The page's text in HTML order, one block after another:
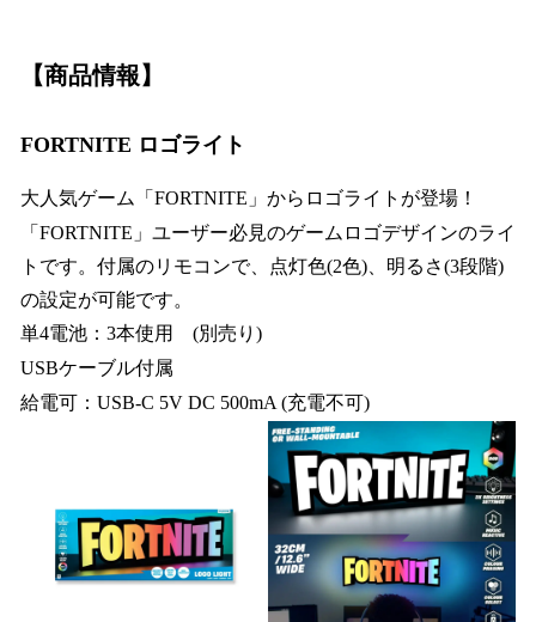
【商品情報】
FORTNITE ロゴライト
大人気ゲーム「FORTNITE」からロゴライトが登場！
「FORTNITE」ユーザー必見のゲームロゴデザインのライ
トです。付属のリモコンで、点灯色(2色)、明るさ(3段階)
の設定が可能です。
単4電池：3本使用 (別売り)
USBケーブル付属
給電可：USB-C 5V DC 500mA (充電不可)